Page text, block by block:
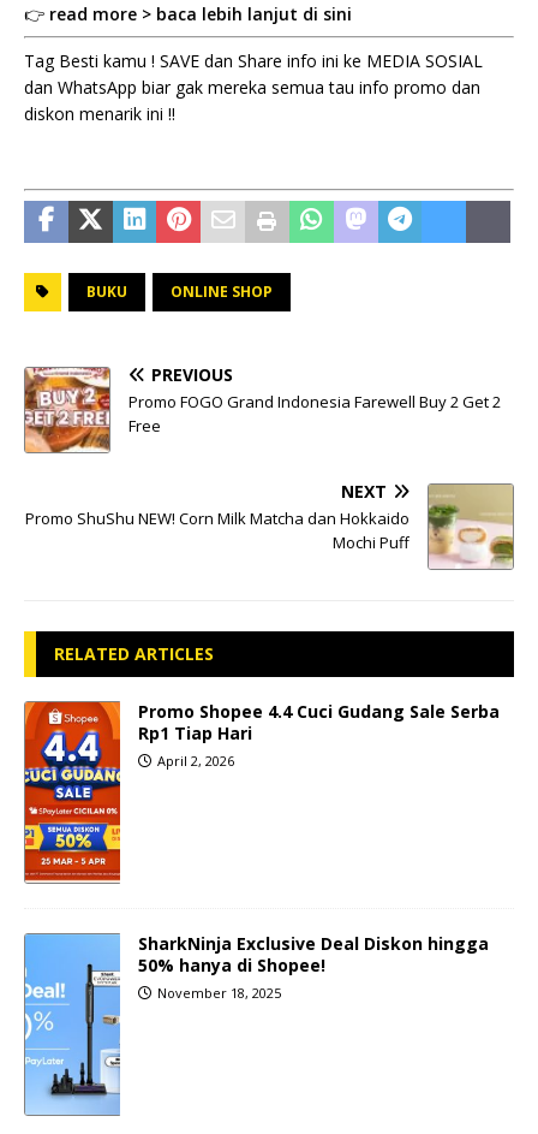
👉 read more > baca lebih lanjut di sini
Tag Besti kamu ! SAVE dan Share info ini ke MEDIA SOSIAL
dan WhatsApp biar gak mereka semua tau info promo dan
diskon menarik ini !!
BUKU ONLINE SHOP
PREVIOUS
Promo FOGO Grand Indonesia Farewell Buy 2 Get 2
Free
NEXT
Promo ShuShu NEW! Corn Milk Matcha dan Hokkaido
Mochi Puff
RELATED ARTICLES
Promo Shopee 4.4 Cuci Gudang Sale Serba
Rp1 Tiap Hari
April 2, 2026
SharkNinja Exclusive Deal Diskon hingga
50% hanya di Shopee!
November 18, 2025